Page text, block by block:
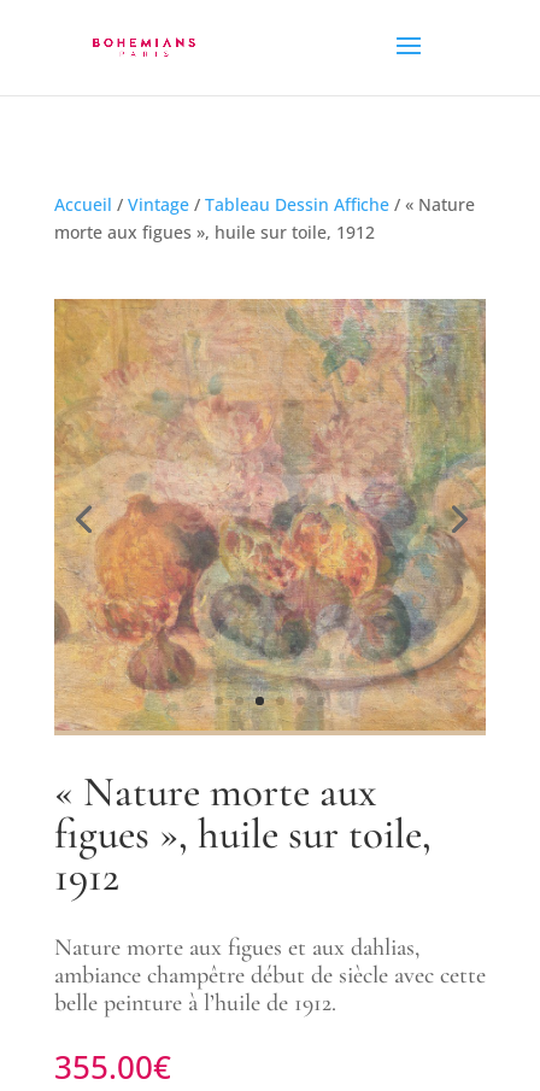
Accueil / Vintage/ Tableau Dessin Affiche/ « Nature
morte aux figues », huile sur toile, 1912
« Nature morte aux
figues », huile sur toile,
1912
Nature morte aux figues et aux dahlias,
ambiance champêtre début de siècle avec cette
belle peinture à l’huile de 1912.
355.00€